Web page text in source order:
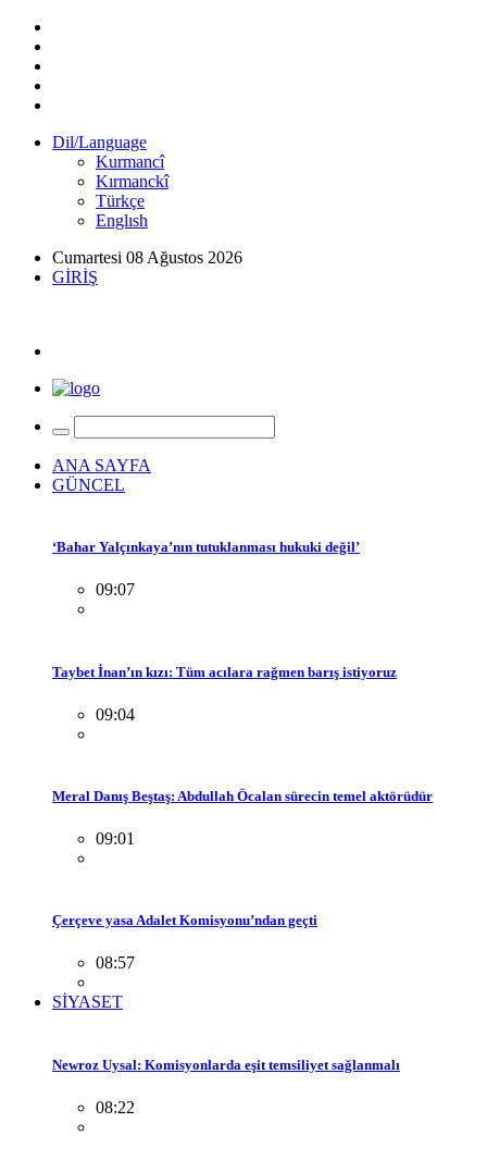
Dil/Language
Kurmancî
Kırmanckî
Türkçe
Englısh
Cumartesi 08 Ağustos 2026
GİRİŞ
ANA SAYFA
GÜNCEL
‘Bahar Yalçınkaya’nın tutuklanması hukuki değil’
09:07
Taybet İnan’ın kızı: Tüm acılara rağmen barış istiyoruz
09:04
Meral Danış Beştaş: Abdullah Öcalan sürecin temel aktörüdür
09:01
Çerçeve yasa Adalet Komisyonu’ndan geçti
08:57
SİYASET
Newroz Uysal: Komisyonlarda eşit temsiliyet sağlanmalı
08:22